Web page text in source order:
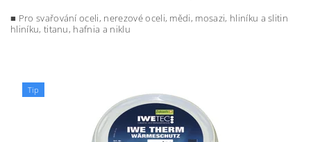
■ Pro svařování oceli, nerezové oceli, mědi, mosazi, hliníku a slitin
hliníku, titanu, hafnia a niklu
Tip